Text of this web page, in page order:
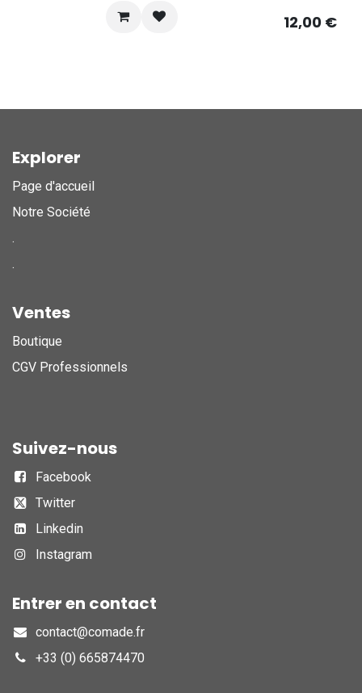
12,00€
Explorer
Page d'accueil
Notre Société
.
.
Ventes
Boutique
CGV Professionnels
Suivez-nous
Facebook
Twitter
Linkedin
Instagram
Entrer en contact
contact@comade.fr
+33 (0) 665874470